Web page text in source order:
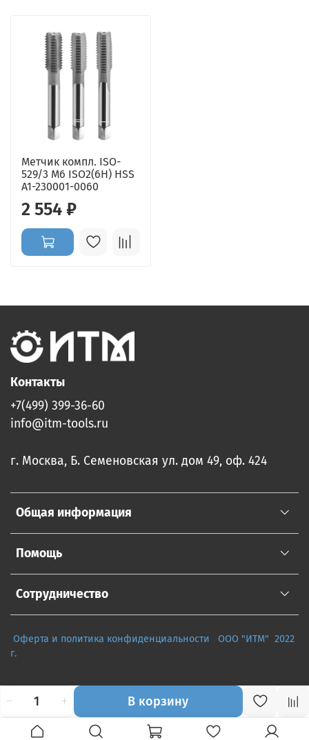
В корзину
Метчик компл. ISO-
529/3 M6 ISO2(6H) HSS
A1-230001-0060
2 554 ₽
Общая информация
Помощь
Сотрудничество
Контакты
+7(499) 399-36-60
info@itm-tools.ru
г. Москва, Б. Семеновская ул. дом 49, оф. 424
Оферта и политика конфиденциальности
ООО "ИТМ" 2022
г.